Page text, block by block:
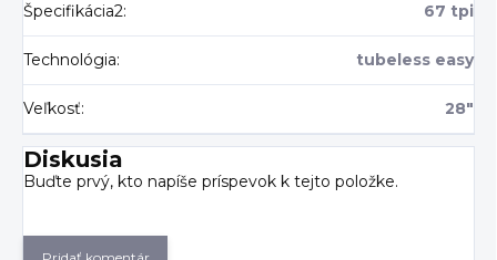
Špecifikácia2: 67 tpi
Technológia: tubeless easy
Veľkosť: 28"
Diskusia
Buďte prvý, kto napíše príspevok k tejto položke.